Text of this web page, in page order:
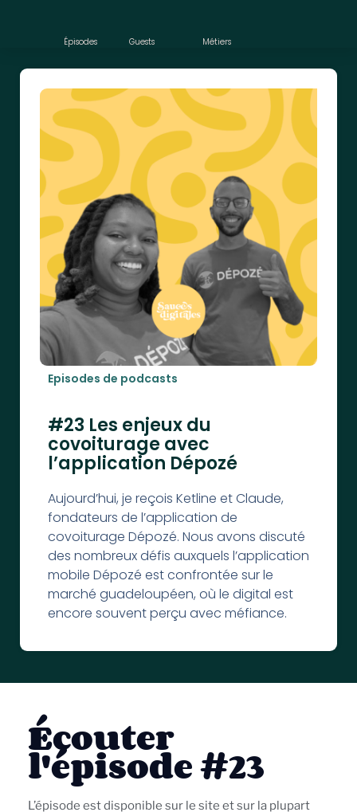
Épisodes Guests Métiers
Episodes de podcasts
#23 Les enjeux du
covoiturage avec
l’application Dépozé
Aujourd’hui, je reçois Ketline et Claude,
fondateurs de l’application de
covoiturage Dépozé. Nous avons discuté
des nombreux défis auxquels l’application
mobile Dépozé est confrontée sur le
marché guadeloupéen, où le digital est
encore souvent perçu avec méfiance.
Écouter
l'épisode #23
L’épisode est disponible sur le site et sur la plupart